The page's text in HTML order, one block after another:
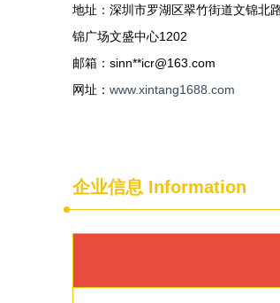
地址：深圳市罗湖区翠竹街道文锦北
锦广场文盛中心1202
邮箱：sinn**icr@163.com
网址： www.xintang1688.com
企业信息 Information